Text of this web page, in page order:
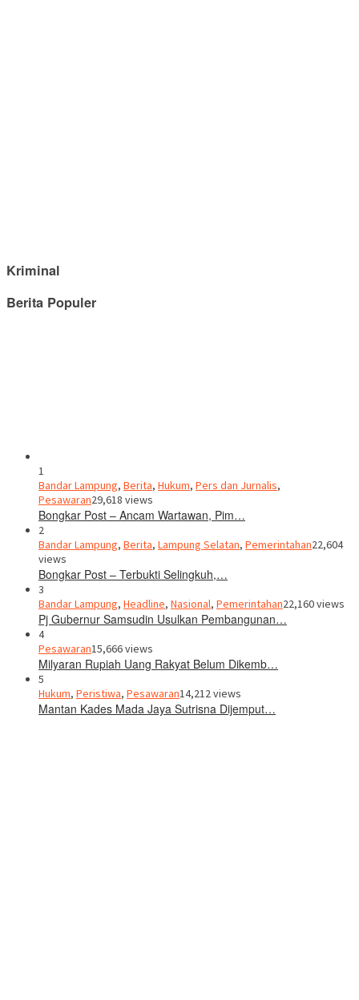
Kriminal
Berita Populer
1
Bandar Lampung, Berita, Hukum, Pers dan Jurnalis,
Pesawaran29,618 views
Bongkar Post – Ancam Wartawan, Pim…
2
Bandar Lampung, Berita, Lampung Selatan, Pemerintahan22,604
views
Bongkar Post – Terbukti Selingkuh,…
3
Bandar Lampung, Headline, Nasional, Pemerintahan22,160 views
Pj Gubernur Samsudin Usulkan Pembangunan…
4
Pesawaran15,666 views
Milyaran Rupiah Uang Rakyat Belum Dikemb…
5
Hukum, Peristiwa, Pesawaran14,212 views
Mantan Kades Mada Jaya Sutrisna Dijemput…